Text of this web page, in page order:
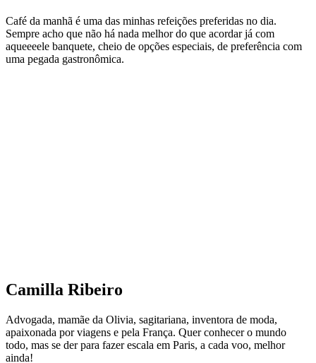
Café da manhã é uma das minhas refeições preferidas no dia.
Sempre acho que não há nada melhor do que acordar já com
aqueeeele banquete, cheio de opções especiais, de preferência com
uma pegada gastronômica.
Camilla Ribeiro
Advogada, mamãe da Olivia, sagitariana, inventora de moda,
apaixonada por viagens e pela França. Quer conhecer o mundo
todo, mas se der para fazer escala em Paris, a cada voo, melhor
ainda!